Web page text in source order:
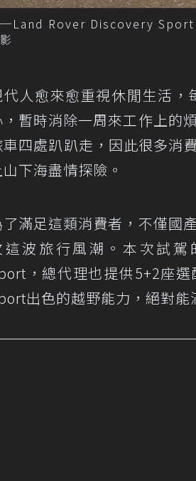
Rover Discovery Sport
代人愈來愈重視休閒生活
，暫時消除一周來工作上的
車四處趴趴走，因此很多消
下海盡情探險。
了滿足這類消費者，不僅國
這波旅行風潮。本次試駕
，總代理也提供5+2座
出色的越野能力，絕對能